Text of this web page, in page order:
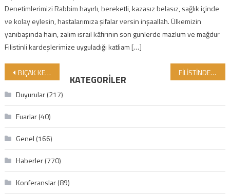
Denetimlerimizi Rabbim hayırlı, bereketli, kazasız belasız, sağlık içinde
ve kolay eylesin, hastalarımıza şifalar versin inşaallah. Ülkemizin
yanıbaşında hain, zalim israil kâfirinin son günlerde mazlum ve mağdur
Filistinli kardeşlerimize uyguladığı katliam […]
Yazı gezinmesi
BIÇAK KEMİĞE DAYANDI. HEPİMİZ FİLİSTİNLİ KARDEŞLERİMİZİN YANINDAYIZ! FİLİSTİNDE HAK VE BATIL SAVAŞI VAR. BİZ NERDEYİZ?
KATEGORILER
Duyurular(217)
Fuarlar(40)
Genel (166)
Haberler(770)
Konferanslar(89)